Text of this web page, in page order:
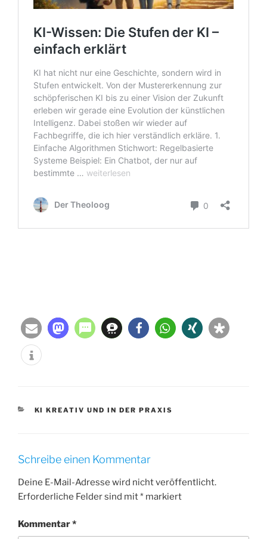
KATEGORIEN
KI KREATIV UND IN DER PRAXIS
Schreibe einen Kommentar
Deine E-Mail-Adresse wird nicht veröffentlicht.
Erforderliche Felder sind mit* markiert
Kommentar*